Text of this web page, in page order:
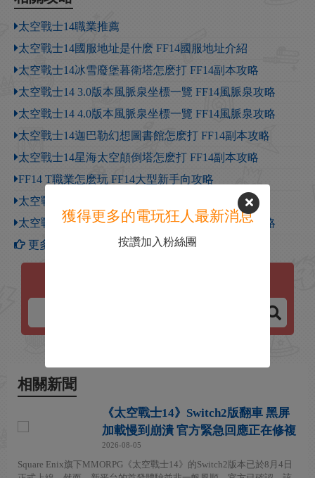
太空戰士14職業推薦
太空戰士14國服地址是什麽 FF14國服地址介紹
太空戰士14冰雪廢堡暮衛塔怎麽打 FF14副本攻略
太空戰士14 3.0版本風脈泉坐標一覽 FF14風脈泉攻略
太空戰士14 4.0版本風脈泉坐標一覽 FF14風脈泉攻略
太空戰士14迦巴勒幻想圖書館怎麽打 FF14副本攻略
太空戰士14星海太空顛倒塔怎麽打 FF14副本攻略
FF14 T職業怎麽玩 FF14大型新手向攻略
太空戰士14龍騎戰士召喚等職業4.1版本全面加強
太空戰士14詩人輸出手法 FF14 4.0版本大型新手攻略
更多【太空戰士14】攻略
相關新聞
《太空戰士14》Switch2版翻車 黑屏
加載慢到崩潰 官方緊急回應正在修複
2026-08-05
Square Enix旗下MMORPG《太空戰士14》的Switch2版本已於8月4日
獲得更多的電玩狂人最新消息
按讚加入粉絲團